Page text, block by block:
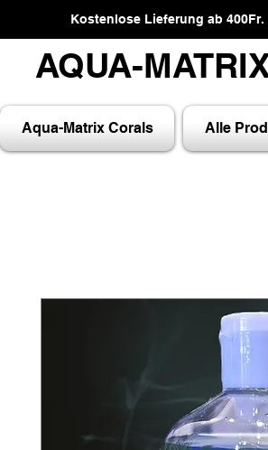
Kostenlose Lieferung ab 400Fr.
AQUA-
AQUA-
Aqua-Matrix Corals Alle